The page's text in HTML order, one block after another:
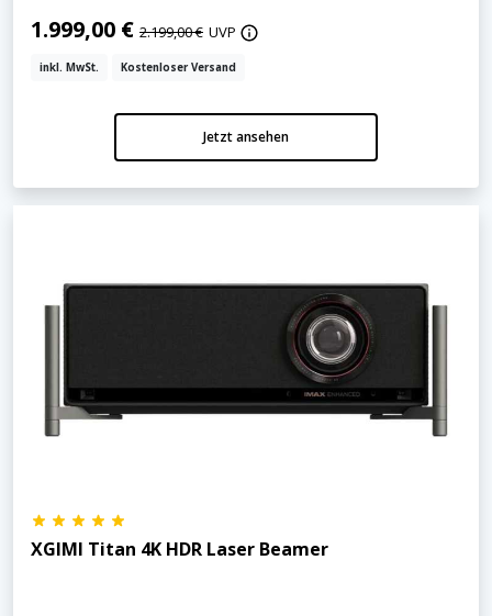
1.999,00 € 2.199,00 € UVP
inkl. MwSt. Kostenloser Versand
Jetzt ansehen
XGIMI Titan 4K HDR Laser Beamer